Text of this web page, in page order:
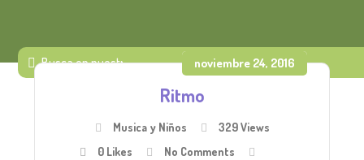
noviembre 24, 2016
Ritmo
Musica y Niños
329 Views
0 Likes No Comments